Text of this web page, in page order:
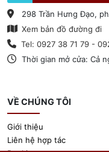
298 Trần Hưng Đạo,
Xem bản đồ đường đi
Tel: 0927 38 71 79 -
Thời gian mở cửa: Cả
VỀ CHÚNG TÔI
Giới thiệu
Liên hệ hợp tác